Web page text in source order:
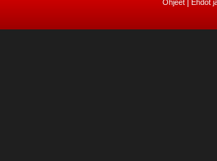
Ohjeet Ehdot